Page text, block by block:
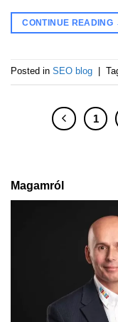
CONTINUE READING
Posted in SEO blog
1
Magamról